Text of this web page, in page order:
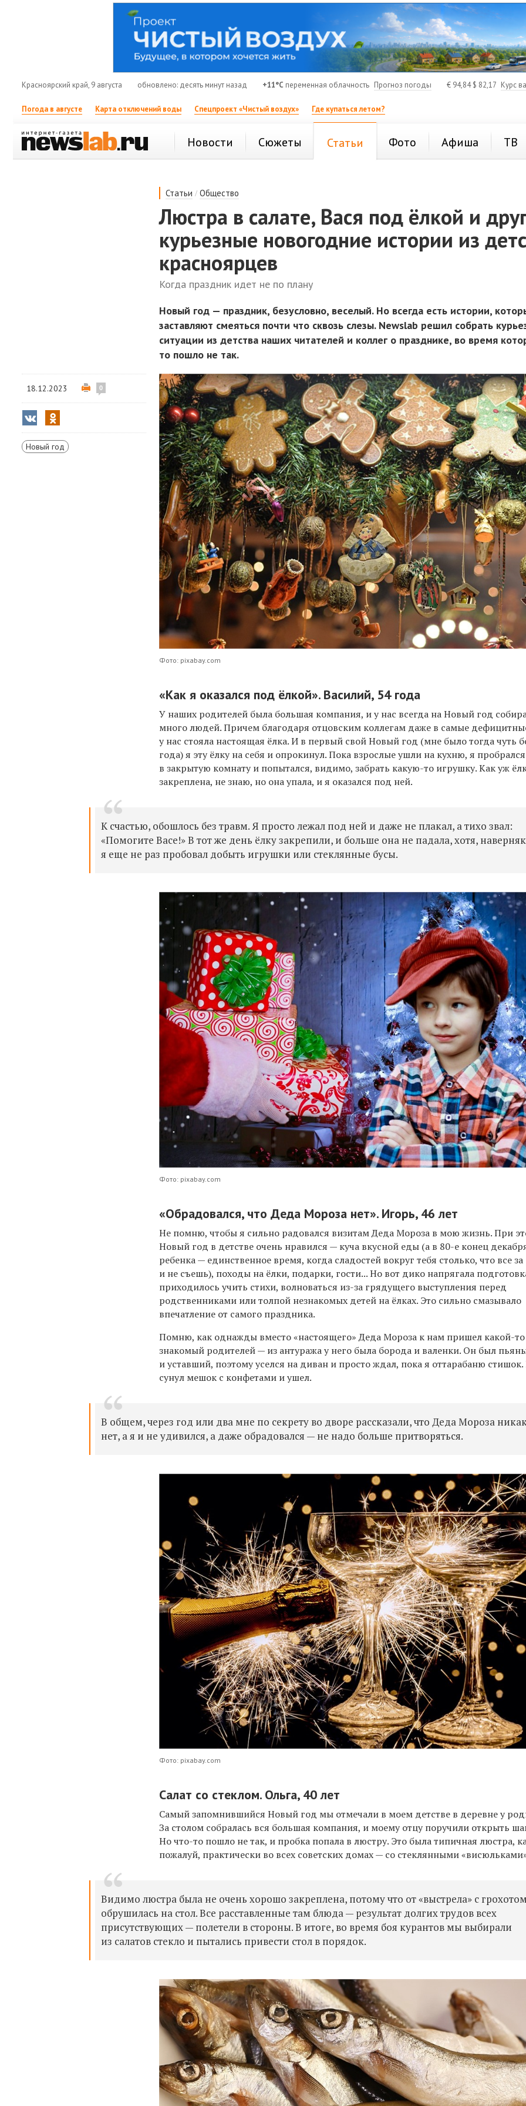
Красноярский край, 9 августа обновлено: десять минут назад +11°C переменная облачность Прогноз погоды € 94,84$ 82,17 Курс
Погода в августе Карта отключений воды Спецпроект «Чистый воздух» Где купаться летом?
Новости Сюжеты Статьи Фото Афиша ТВ
Статьи /Общество
Люстра в салате, Вася под ёлкой и
курьезные новогодние истории из
красноярцев
Когда праздник идет не по плану
Новый год — праздник, безусловно, веселый. Но всегда есть истории,
заставляют смеяться почти что сквозь слезы. Newslab решил собрать
ситуации из детства наших читателей и коллег о празднике, во время
то пошло не так.
18.12.2023 0
Новый год
Фото: pixabay.com
«Как я оказался под ёлкой». Василий, 54 года
У наших родителей была большая компания, и у нас всегда на Новый год
много людей. Причем благодаря отцовским коллегам даже в самые
у нас стояла настоящая ёлка. И в первый свой Новый год (мне было тогда чуть
года) я эту ёлку на себя и опрокинул. Пока взрослые ушли на кухню, я пробрался
в закрытую комнату и попытался, видимо, забрать какую-то игрушку. Как уж
закреплена, не знаю, но она упала, и я оказался под ней.
К счастью, обошлось без травм. Я просто лежал под ней и даже не плакал, а тихо звал:
«Помогите Васе!» В тот же день ёлку закрепили, и больше она не падала, хотя,
я еще не раз пробовал добыть игрушки или стеклянные бусы.
Фото: pixabay.com
«Обрадовался, что Деда Мороза нет». Игорь, 46 лет
Не помню, чтобы я сильно радовался визитам Деда Мороза в мою жизнь. При
Новый год в детстве очень нравился — куча вкусной еды (а в 80-е конец
ребенка — единственное время, когда сладостей вокруг тебя столько, что все за
и не съешь), походы на ёлки, подарки, гости... Но вот дико напрягала
приходилось учить стихи, волноваться из-за грядущего выступления перед
родственниками или толпой незнакомых детей на ёлках. Это сильно смазывало
впечатление от самого праздника.
Помню, как однажды вместо «настоящего» Деда Мороза к нам пришел какой-то
знакомый родителей — из антуража у него была борода и валенки. Он был
и уставший, поэтому уселся на диван и просто ждал, пока я оттарабаню
сунул мешок с конфетами и ушел.
В общем, через год или два мне по секрету во дворе рассказали, что Деда Мороза
нет, а я и не удивился, а даже обрадовался — не надо больше притворяться.
Фото: pixabay.com
Салат со стеклом. Ольга, 40 лет
Самый запомнившийся Новый год мы отмечали в моем детстве в деревне у
За столом собралась вся большая компания, и моему отцу поручили открыть
Но что-то пошло не так, и пробка попала в люстру. Это была типичная люстра,
пожалуй, практически во всех советских домах — со стеклянными
Видимо люстра была не очень хорошо закреплена, потому что от «выстрела» с
обрушилась на стол. Все расставленные там блюда — результат долгих трудов всех
присутствующих — полетели в стороны. В итоге, во время боя курантов мы выбирали
из салатов стекло и пытались привести стол в порядок.